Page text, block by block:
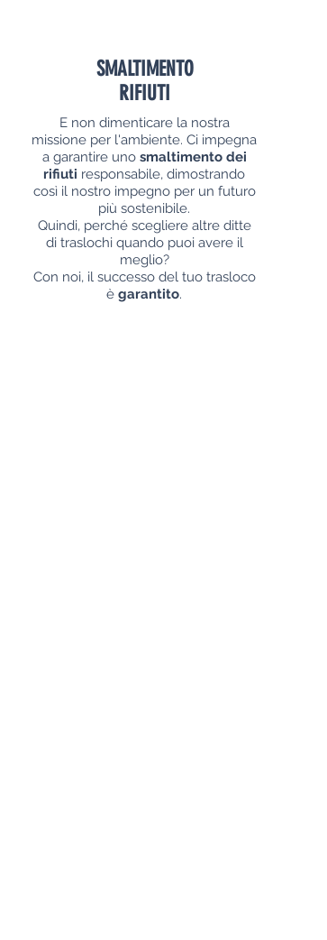
SMALTIMENTO
RIFIUTI
E non dimenticare la nostra
missione per l'ambiente. Ci impegna
a garantire uno smaltimento dei
rifiuti responsabile, dimostrando
così il nostro impegno per un futuro
più sostenibile.
Quindi, perché scegliere altre ditte
di traslochi quando puoi avere il
meglio?
Con noi, il successo del tuo trasloco
è garantito.